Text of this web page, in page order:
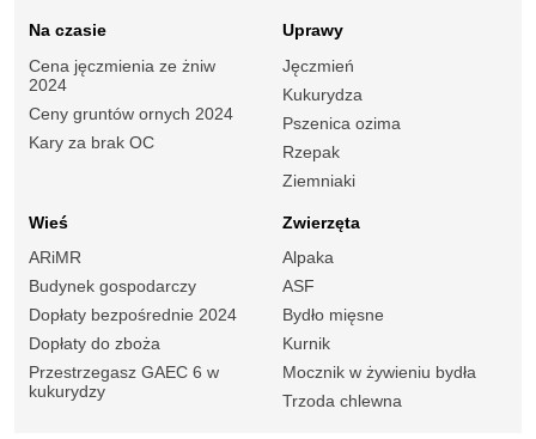
Na czasie
Cena jęczmienia ze żniw
2024
Ceny gruntów ornych 2024
Kary za brak OC
Uprawy
Jęczmień
Kukurydza
Pszenica ozima
Rzepak
Ziemniaki
Wieś
ARiMR
Budynek gospodarczy
Dopłaty bezpośrednie 2024
Dopłaty do zboża
Przestrzegasz GAEC 6 w
kukurydzy
Zwierzęta
Alpaka
ASF
Bydło mięsne
Kurnik
Mocznik w żywieniu bydła
Trzoda chlewna